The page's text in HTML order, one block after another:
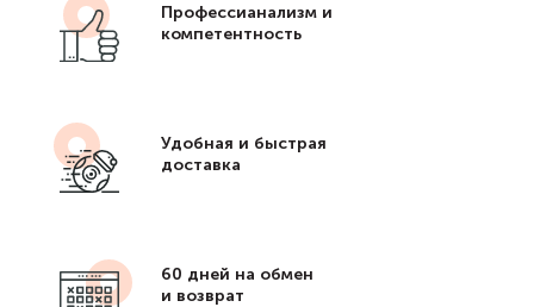
Профессианализм и
компетентность
Удобная и быстрая
доставка
60 дней на обмен
и возврат